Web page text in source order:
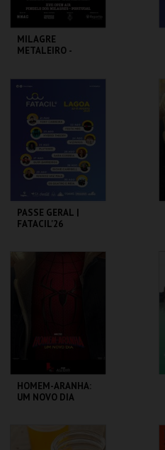
MILAGRE
METALEIRO -
ESPAÇO OPEN AIR
MAIS INFO
COMPRAR
PASSE GERAL |
FATACIL'26
COMPRAR
HOMEM-ARANHA:
UM NOVO DIA
AUD. MUN. PESO DA